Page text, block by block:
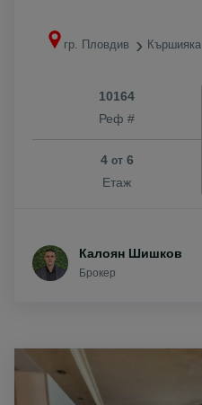
гр. Пловдив Кършияка
10164
Реф #
4 от6
Етаж
Калоян Шишков
Брокер